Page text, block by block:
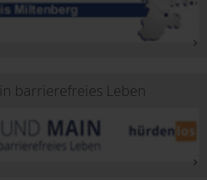
barrierefreies Leben